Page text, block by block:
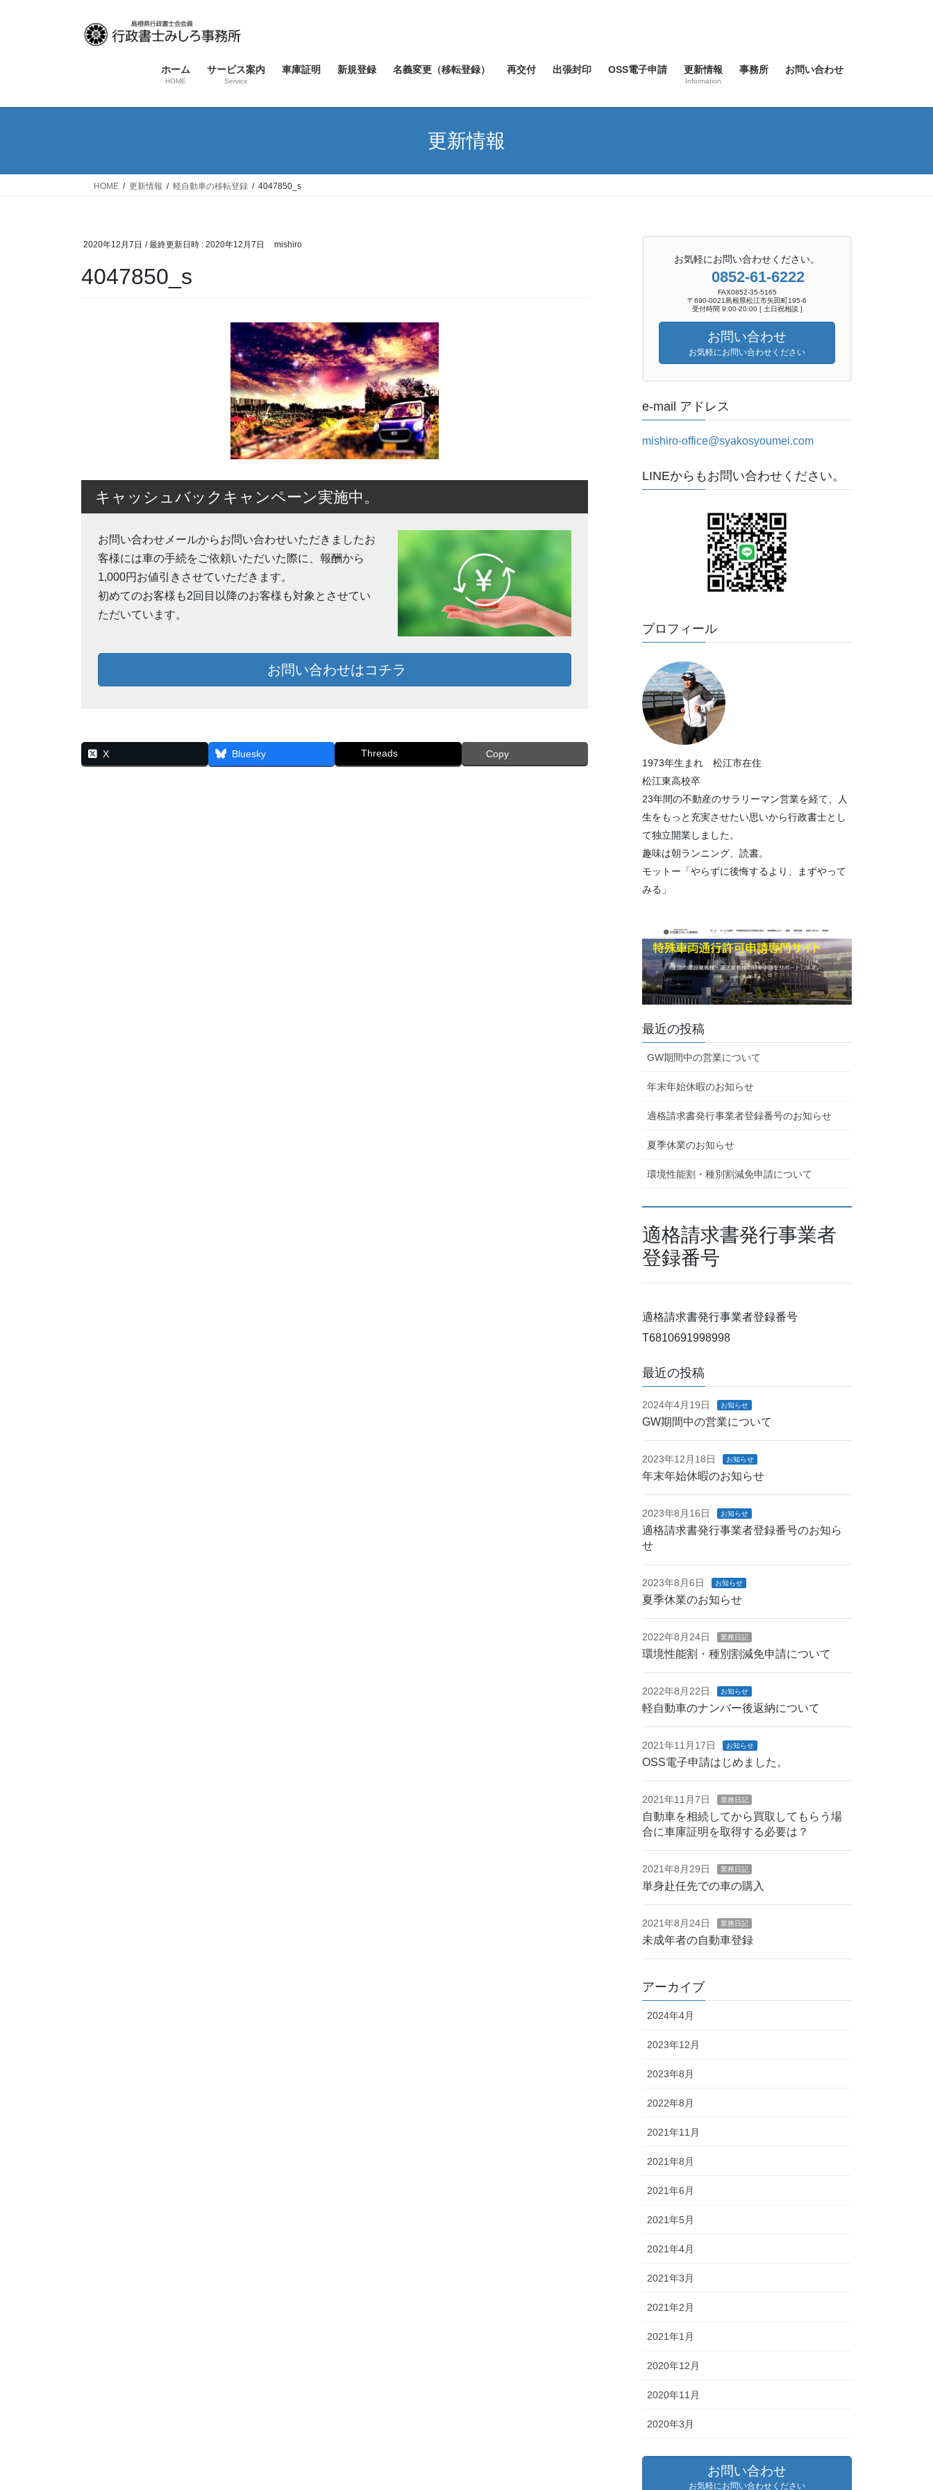
ス
ン
ホーム
HOME
サービス案内
Service
車庫証明 新規登録 名義変更（移転登録） 再交付 出張封印 OSS電子申請 更新情報
Information
事務所 お問い合わせ
更新情報
HOME 更新情報 軽自動車の移転登録 4047850_s
2020年12月7日 / 最終更新日時 : 2020年12月7日 mishiro
4047850_s
キャッシュバックキャンペーン実施中。
お問い合わせメールからお問い合わせいただきましたお
客様には車の手続をご依頼いただいた際に、報酬から
1,000円お値引きさせていただきます。
初めてのお客様も2回目以降のお客様も対象とさせてい
ただいています。
お問い合わせはコチラ
X Bluesky Threads Copy
お気軽にお問い合わせください。
0852-61-6222
FAX0852-35-5165
〒690-0021島根県松江市矢田町195-6
受付時間 9:00-20:00 [ 土日祝相談 ]
お問い合わせ
お気軽にお問い合わせください
e-mail アドレス
mishiro-office@syakosyoumei.com
LINEからもお問い合わせください。
プロフィール
1973年生まれ 松江市在住
松江東高校卒
23年間の不動産のサラリーマン営業を経て、人
生をもっと充実させたい思いから行政書士とし
て独立開業しました。
趣味は朝ランニング、読書。
モットー「やらずに後悔するより、まずやって
みる」
最近の投稿
GW期間中の営業について
年末年始休暇のお知らせ
適格請求書発行事業者登録番号のお知らせ
夏季休業のお知らせ
環境性能割・種別割減免申請について
適格請求書発行事業者
登録番号
適格請求書発行事業者登録番号
T6810691998998
最近の投稿
2024年4月19日 お知らせ
GW期間中の営業について
2023年12月18日 お知らせ
年末年始休暇のお知らせ
2023年8月16日 お知らせ
適格請求書発行事業者登録番号のお知ら
せ
2023年8月6日 お知らせ
夏季休業のお知らせ
2022年8月24日 業務日記
環境性能割・種別割減免申請について
2022年8月22日 お知らせ
軽自動車のナンバー後返納について
2021年11月17日 お知らせ
OSS電子申請はじめました。
2021年11月7日 業務日記
自動車を相続してから買取してもらう場
合に車庫証明を取得する必要は？
2021年8月29日 業務日記
単身赴任先での車の購入
2021年8月24日 業務日記
未成年者の自動車登録
アーカイブ
2024年4月
2023年12月
2023年8月
2022年8月
2021年11月
2021年8月
2021年6月
2021年5月
2021年4月
2021年3月
2021年2月
2021年1月
2020年12月
2020年11月
2020年3月
お問い合わせ
お気軽にお問い合わせください